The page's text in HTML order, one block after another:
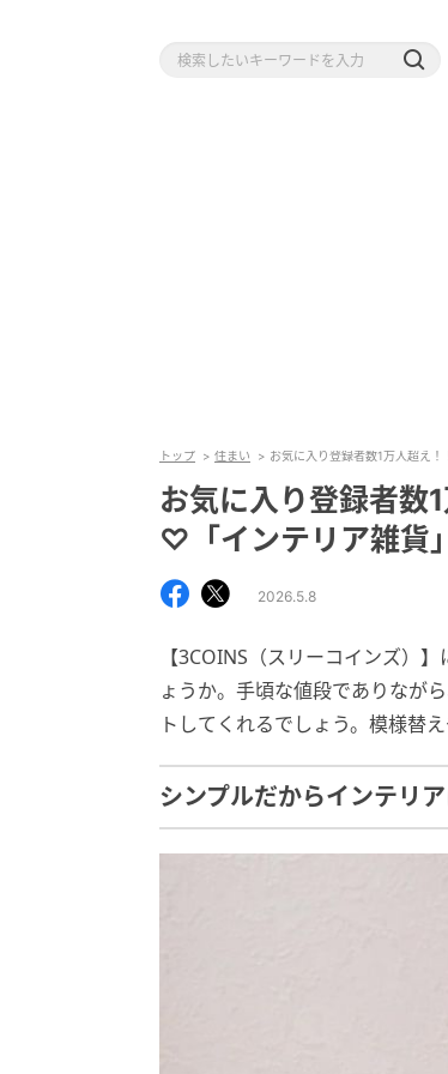
トップ 住まい お気に入り登録者数1万人超え
お気に入り登録者数
♡「インテリア雑貨」
2026.5.8
【3COINS（スリーコインズ）
ょうか。手頃な値段でありなが
トしてくれるでしょう。模様替
シンプルだからインテリ